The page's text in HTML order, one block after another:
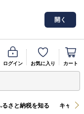
開く
ログイン お気に入り カート
るさと納税を知る キャン